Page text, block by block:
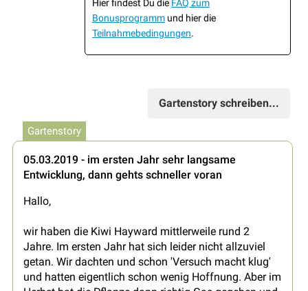
Hier findest Du die FAQ zum
Bonusprogramm und hier die
Teilnahmebedingungen.
Gartenstory schreiben...
Gartenstory
05.03.2019 - im ersten Jahr sehr langsame
Entwicklung, dann gehts schneller voran
Hallo,
wir haben die Kiwi Hayward mittlerweile rund 2
Jahre. Im ersten Jahr hat sich leider nicht allzuviel
getan. Wir dachten und schon 'Versuch macht klug'
und hatten eigentlich schon wenig Hoffnung. Aber im